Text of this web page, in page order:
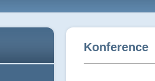
Konference